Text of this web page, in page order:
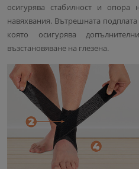
осигурява стабилност и опора
навяхвания. Вътрешната
която осигурява
възстановяване на глезена.